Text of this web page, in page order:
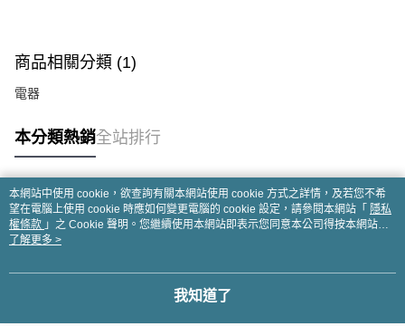
商品相關分類 (1)
電器
本分類熱銷全站排行
熱門標籤
本網站中使用 cookie，欲查詢有關本網站使用 cookie 方式之詳情，及若您不希
望在電腦上使用 cookie 時應如何變更電腦的 cookie 設定，請參閱本網站「 隱私
權條款 」之 Cookie 聲明。您繼續使用本網站即表示您同意本公司得按本網站使
用條款之 Cookie 聲明使用 cookie。
了解更多 >
我知道了